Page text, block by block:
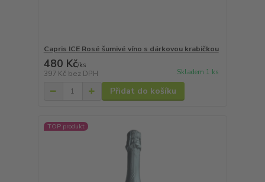
Capris ICE Rosé šumivé víno s dárkovou krabičkou
480 Kč/ks
397 Kč bez DPH Skladem 1 ks
Přidat do košíku
TOP produkt